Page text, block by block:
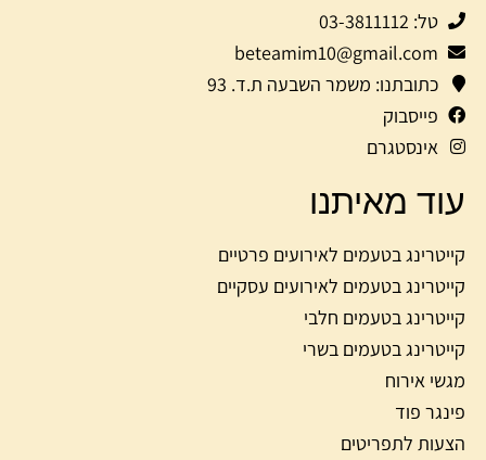
טל: 03-3811112
beteamim10@gmail.com
כתובתנו: משמר השבעה ת.ד. 93
פייסבוק
אינסטגרם
עוד מאיתנו
קייטרינג בטעמים לאירועים פרטיים
קייטרינג בטעמים לאירועים עסקיים
קייטרינג בטעמים חלבי
קייטרינג בטעמים בשרי
מגשי אירוח
פינגר פוד
הצעות לתפריטים